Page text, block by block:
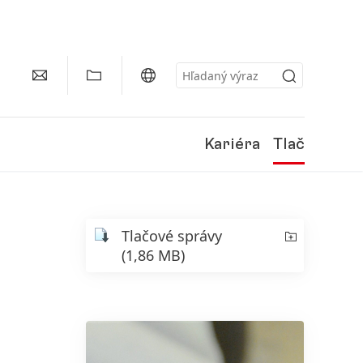
Kariéra Tlač
Tlačové správy
(1,86 MB)